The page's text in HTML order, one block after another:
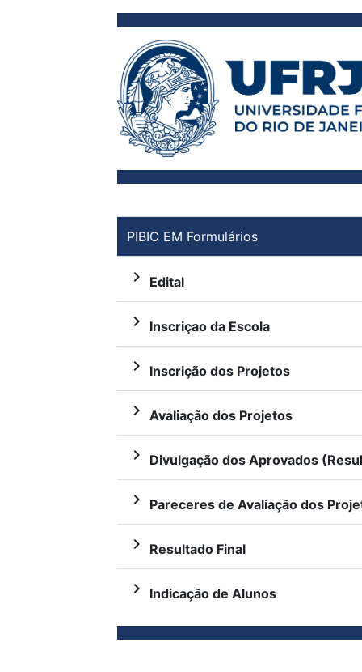
PIBIC EM Formulários
navigate_next Edital
navigate_next Inscriçao da Escola
navigate_next Inscrição dos Projetos
navigate_next Avaliação dos Projetos
navigate_next Divulgação dos Aprovados
navigate_next Pareceres de Avaliação dos
navigate_next Resultado Final
navigate_next Indicação de Alunos